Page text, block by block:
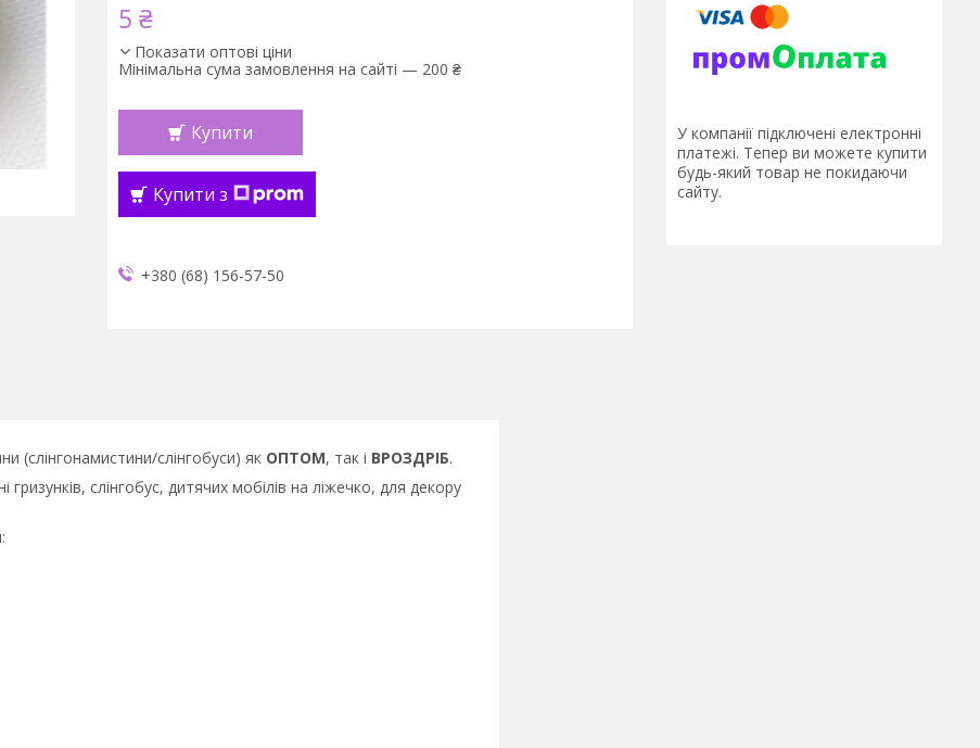
5 ₴
Показати оптові ціни
Мінімальна сума замовлення на сайті — 200 ₴
Купити
Купити з
+380 (68) 156-57-50
У компанії підключені електронні
платежі. Тепер ви можете купити
будь-який товар не покидаючи
сайту.
(слінгонамистини/слінгобуси) як ОПТОМ, так і ВРОЗДРІБ.
слінгобус, дитячих мобілів на ліжечко, для декору